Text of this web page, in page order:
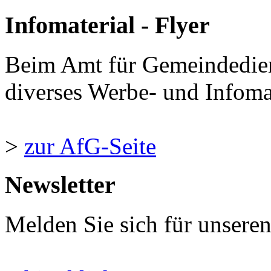
Infomaterial - Flyer
Beim Amt für
diverses Werbe- und
> zur AfG-Seite
Newsletter
Melden Sie sich für